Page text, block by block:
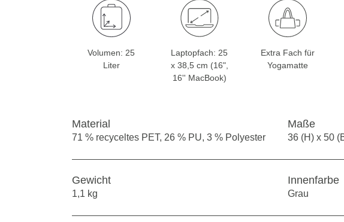
Volumen: 25
Liter
Laptopfach: 25
x 38,5 cm (16",
16'' MacBook)
Extra Fach für
Yogamatte
Material
71 % recyceltes PET, 26 % PU, 3 % Polyester
Maße
36 (H) x 50
Gewicht
1,1 kg
Innenfarbe
Grau